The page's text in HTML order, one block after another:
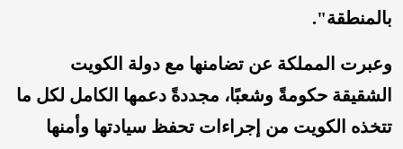
بالمنطقة".
وعبرت المملكة عن تضامنها مع دولة الكويت
الشقيقة حكومةً وشعبًا، مجددةً دعمها الكامل لكل ما
تتخذه الكويت من إجراءات تحفظ سيادتها وأمنها